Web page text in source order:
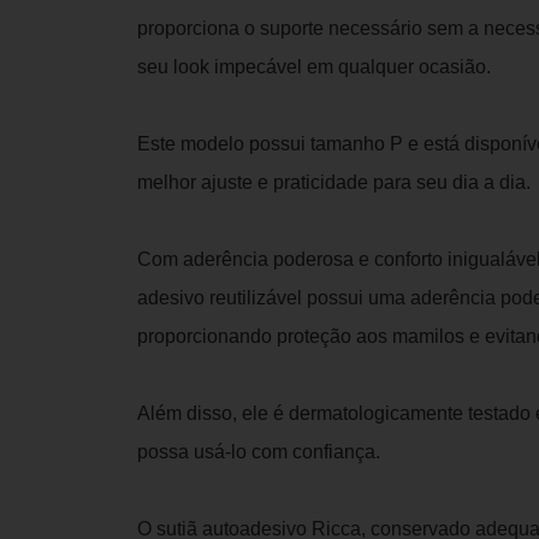
proporciona o suporte necessário sem a
seu look impecável em qualquer ocasião.
Este modelo possui tamanho P e está
melhor ajuste e praticidade para seu dia a dia.
Com aderência poderosa e conforto
adesivo reutilizável possui uma aderência
proporcionando proteção aos mamilos e
Além disso, ele é dermatologicamente testado
possa usá-lo com confiança.
O sutiã autoadesivo Ricca, conservado